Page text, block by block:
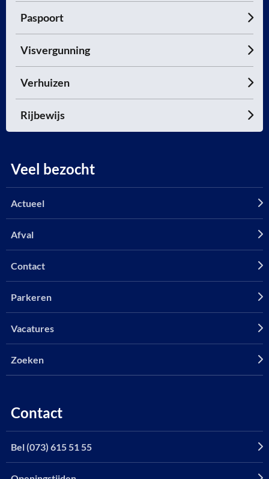
Paspoort
Visvergunning
Verhuizen
Rijbewijs
Veel bezocht
Actueel
Afval
Contact
Parkeren
Vacatures
Zoeken
Contact
Bel (073) 615 51 55